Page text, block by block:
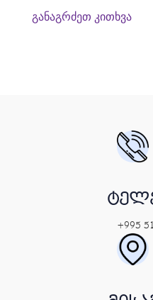
განაგრძეთ კითხვა
+995